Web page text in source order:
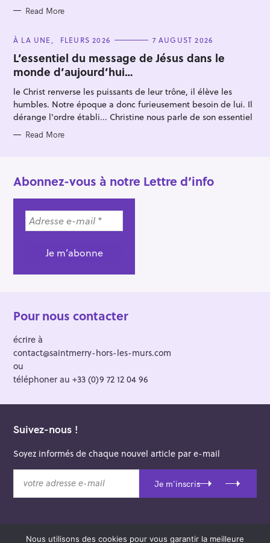
Read More
C
T
E
G
O
R
I
E
S
À LA UNE FLEURS 2026 7 AUGUST 2026
L’essentiel du message de Jésus dans le
monde d’aujourd’hui…
le Christ renverse les puissants de leur trône, il élève les
humbles. Notre époque a donc furieusement besoin de lui. Il
dérange l'ordre établi... Christine nous parle de son essentiel
Read More
Abonnez-vous à notre Lettre d’info
Pour nous contacter
écrire à
contact@saintmerry-hors-les-murs.com
ou
téléphoner au +33 (0)9 72 12 04 96
Suivez-nous !
Soyez informés de chaque nouvel article par e-mail
t
Je m'inscris
Nous utilisons des cookies pour vous garantir la meilleure